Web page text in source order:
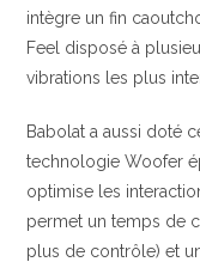
intègre un fin
Feel disposé à
vibrations les plus
Babolat a aussi doté
technologie Woofer
optimise les
permet un temps de
plus de contrôle) et